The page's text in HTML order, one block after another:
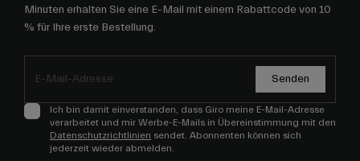
Minuten erhalten Sie eine E-Mail mit einem Rabattcode von 10
% für Ihre erste Bestellung.
Senden
Ich bin damit einverstanden, dass Giro meine E-Mail-Adresse
verarbeitet und mir Werbe-E-Mails in Übereinstimmung mit den
Datenschutzrichtlinien sendet. Abonnenten können sich
jederzeit wieder abmelden.